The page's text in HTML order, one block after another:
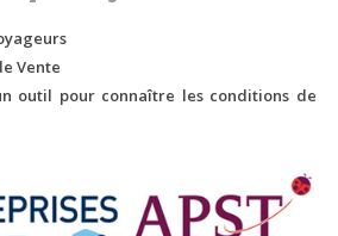
Vente
outil pour connaître les conditions de